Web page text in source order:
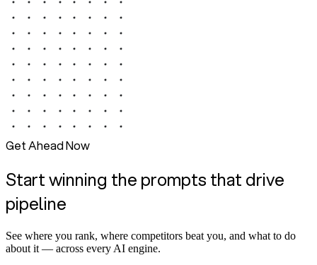
Get Ahead Now
Start winning the prompts that drive
pipeline
See where you rank, where competitors beat you, and what to do
about it — across every AI engine.